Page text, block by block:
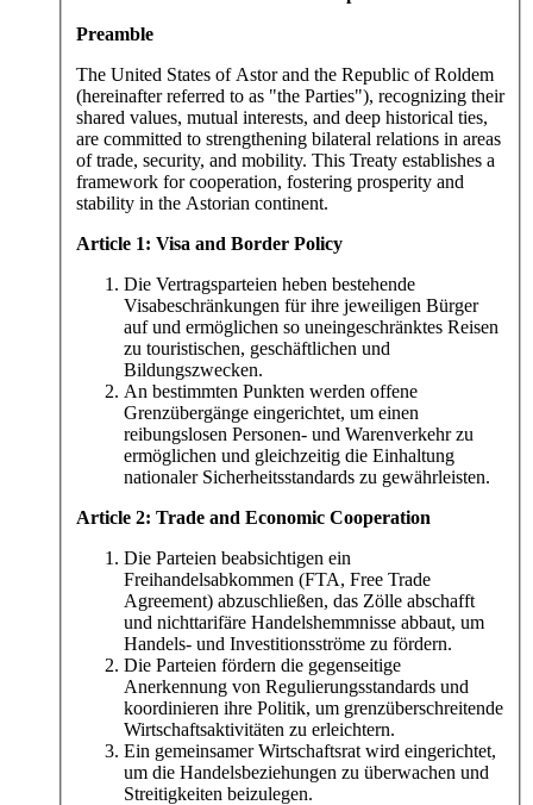
Preamble
The United States of Astor and the Republic of Roldem
(hereinafter referred to as "the Parties"), recognizing their
shared values, mutual interests, and deep historical ties,
are committed to strengthening bilateral relations in areas
of trade, security, and mobility. This Treaty establishes a
framework for cooperation, fostering prosperity and
stability in the Astorian continent.
Article 1: Visa and Border Policy
Die Vertragsparteien heben bestehende
Visabeschränkungen für ihre jeweiligen Bürger
auf und ermöglichen so uneingeschränktes Reisen
zu touristischen, geschäftlichen und
Bildungszwecken.
An bestimmten Punkten werden offene
Grenzübergänge eingerichtet, um einen
reibungslosen Personen- und Warenverkehr zu
ermöglichen und gleichzeitig die Einhaltung
nationaler Sicherheitsstandards zu gewährleisten.
Article 2: Trade and Economic Cooperation
Die Parteien beabsichtigen ein
Freihandelsabkommen (FTA, Free Trade
Agreement) abzuschließen, das Zölle abschafft
und nichttarifäre Handelshemmnisse abbaut, um
Handels- und Investitionsströme zu fördern.
Die Parteien fördern die gegenseitige
Anerkennung von Regulierungsstandards und
koordinieren ihre Politik, um grenzüberschreitende
Wirtschaftsaktivitäten zu erleichtern.
Ein gemeinsamer Wirtschaftsrat wird eingerichtet,
um die Handelsbeziehungen zu überwachen und
Streitigkeiten beizulegen.